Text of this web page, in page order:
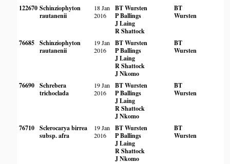
122670 Schinziophyton
rautanenii
18 Jan
2016
BT Wursten
P Ballings
J Laing
R Shattock
BT
Wursten
76685 Schinziophyton
rautanenii
19 Jan
2016
BT Wursten
P Ballings
J Laing
R Shattock
J Nkomo
BT
Wursten
76690 Schrebera
trichoclada
19 Jan
2016
BT Wursten
P Ballings
J Laing
R Shattock
J Nkomo
BT
Wursten
76710 Sclerocarya birrea
subsp. afra
19 Jan
2016
BT Wursten
P Ballings
J Laing
R Shattock
J Nkomo
BT
Wursten